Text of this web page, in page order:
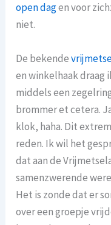
open dagen voor
niet.
De bekende
en winkelhaak
middels een
brommer et cetera.
klok, haha. Dit
reden. Ik wil het
dat aan de
samenzwerende
Het is zonde dat er
over een groepje